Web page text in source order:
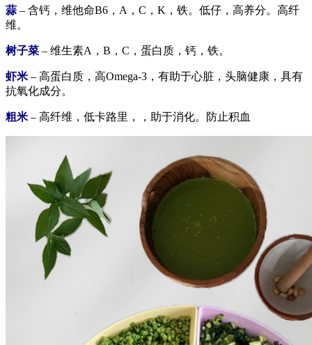
蒜 – 含钙，维他命B6，A，C，K，铁。低仔，高养分。高纤
维。
树子菜 – 维生素A，B，C，蛋白质，钙，铁。
虾米 – 高蛋白质，高Omega-3，有助于心脏，头脑健康，具有
抗氧化成分。
粗米 – 高纤维，低卡路里，，助于消化。防止积血